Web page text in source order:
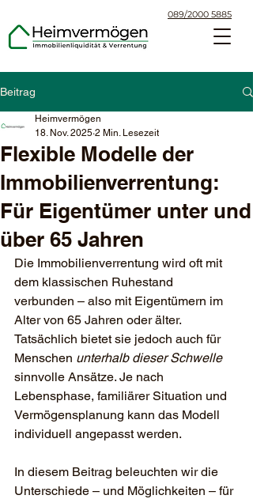
089/2000 5885
Beitrag
Flexible Modelle der
Immobilienverrentung:
Für Eigentümer unter und
über 65 Jahren
Heimvermögen
18. Nov. 2025 2 Min. Lesezeit
Die Immobilienverrentung wird oft mit
dem klassischen Ruhestand
verbunden – also mit Eigentümern im
Alter von 65 Jahren oder älter.
Tatsächlich bietet sie jedoch auch für
Menschen unterhalb dieser Schwelle
sinnvolle Ansätze. Je nach
Lebensphase, familiärer Situation und
Vermögensplanung kann das Modell
individuell angepasst werden.
In diesem Beitrag beleuchten wir die
Unterschiede – und Möglichkeiten – für